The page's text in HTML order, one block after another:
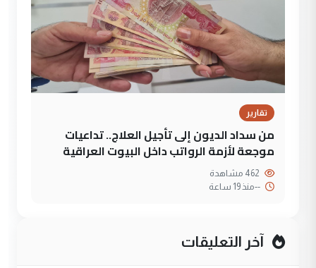
تقارير
من سداد الديون إلى تأجيل العلاج.. تداعيات
موجعة لأزمة الرواتب داخل البيوت العراقية
--منذ 19 ساعة
آخر التعليقات